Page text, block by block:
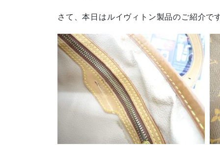
さて、本日はルイヴィトン製品のご紹介で